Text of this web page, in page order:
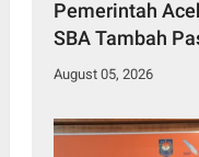
Pemerintah
SBA Tambah
August 05, 2026